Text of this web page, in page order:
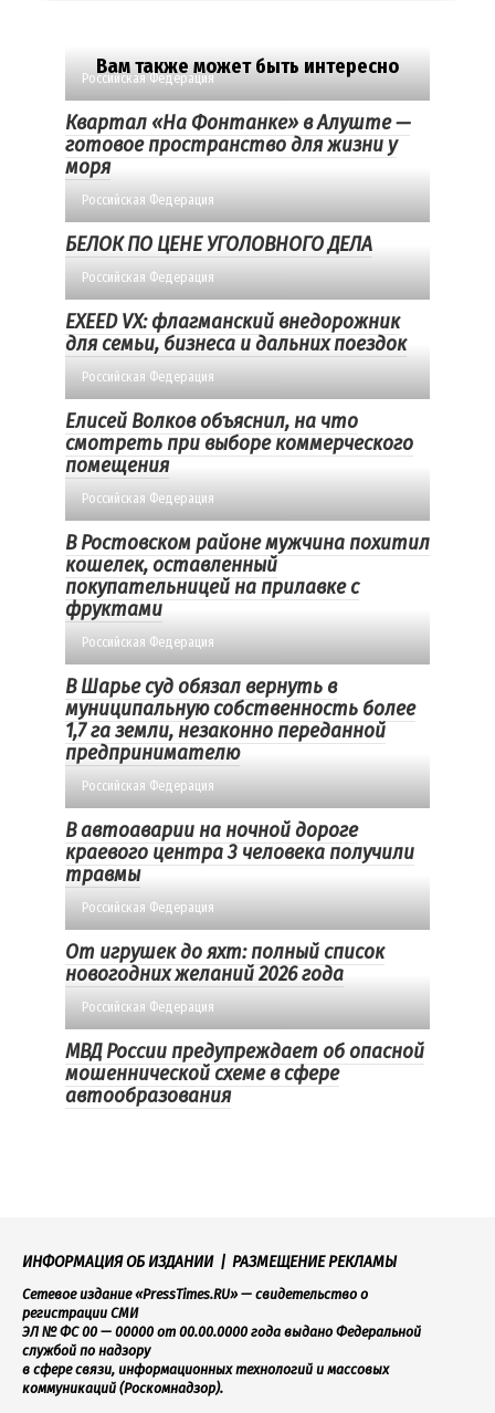
Вам также может быть интересно
Российская Федерация
Квартал «На Фонтанке» в Алуште —
готовое пространство для жизни у
моря
Российская Федерация
БЕЛОК ПО ЦЕНЕ УГОЛОВНОГО ДЕЛА
Российская Федерация
EXEED VX: флагманский внедорожник
для семьи, бизнеса и дальних поездок
Российская Федерация
Елисей Волков объяснил, на что
смотреть при выборе коммерческого
помещения
Российская Федерация
В Ростовском районе мужчина похитил
кошелек, оставленный
покупательницей на прилавке с
фруктами
Российская Федерация
В Шарье суд обязал вернуть в
муниципальную собственность более
1,7 га земли, незаконно переданной
предпринимателю
Российская Федерация
В автоаварии на ночной дороге
краевого центра 3 человека получили
травмы
Российская Федерация
От игрушек до яхт: полный список
новогодних желаний 2026 года
Российская Федерация
МВД России предупреждает об опасной
мошеннической схеме в сфере
автообразования
ИНФОРМАЦИЯ ОБ ИЗДАНИИ| РАЗМЕЩЕНИЕ РЕКЛАМЫ
Сетевое издание «PressTimes.RU» — свидетельство о
регистрации СМИ
ЭЛ № ФС 00 — 00000 от 00.00.0000 года выдано Федеральной
службой по надзору
в сфере связи, информационных технологий и массовых
коммуникаций (Роскомнадзор).